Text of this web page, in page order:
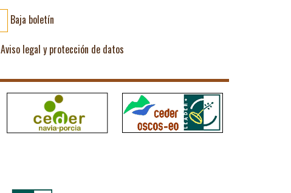
Baja boletín
Aviso legal y protección de datos